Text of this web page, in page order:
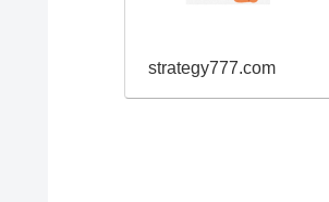
strategy777.com